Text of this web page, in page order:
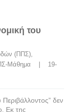
του
(ΠΠΣ)
Μάθημα
    |    19-
δεν
Εκ της